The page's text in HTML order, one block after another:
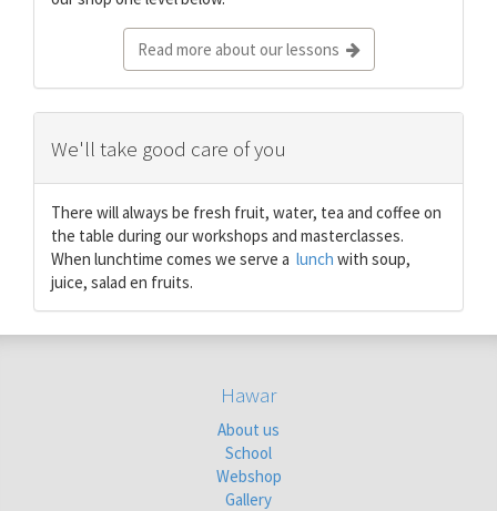
Read more about our lessons
We'll take good care of you
There will always be fresh fruit, water, tea and coffee on
the table during our workshops and masterclasses.
When lunchtime comes we serve a lunch with soup,
juice, salad en fruits.
Hawar
About us
School
Webshop
Gallery